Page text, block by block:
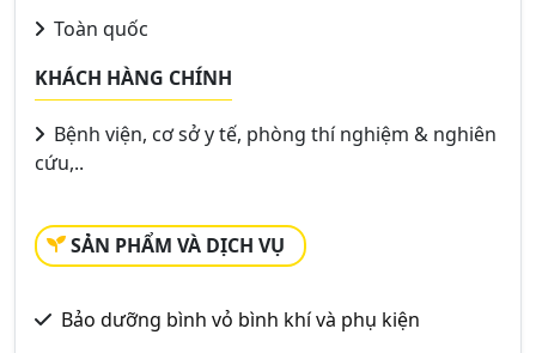
Toàn quốc
KHÁCH HÀNG CHÍNH
Bệnh viện, cơ sở y tế, phòng thí nghiệm & nghiên
cứu,..
SẢN PHẨM VÀ DỊCH VỤ
Bảo dưỡng bình vỏ bình khí và phụ kiện